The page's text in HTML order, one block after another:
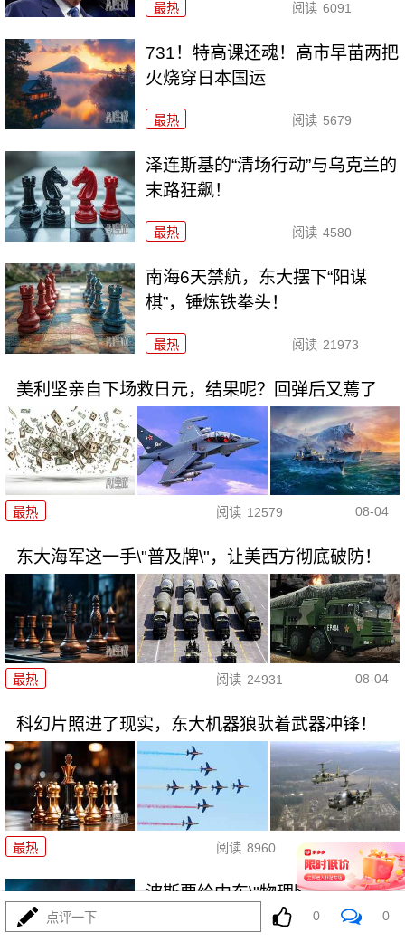
最热 阅读 6091
731！特高课还魂！高市早苗两把
火烧穿日本国运
最热 阅读 5679
泽连斯基的“清场行动”与乌克兰的
末路狂飙！
最热 阅读 4580
南海6天禁航，东大摆下“阳谋
棋”，锤炼铁拳头！
最热 阅读 21973
美利坚亲自下场救日元，结果呢？回弹后又蔫了
最热 阅读 12579 08-04
东大海军这一手\"普及牌\"，让美西方彻底破防！
最热 阅读 24931 08-04
科幻片照进了现实，东大机器狼驮着武器冲锋！
最热 阅读 8960 08-04
波斯要给中东\"物理断网\"，特朗
点评一下 0 0